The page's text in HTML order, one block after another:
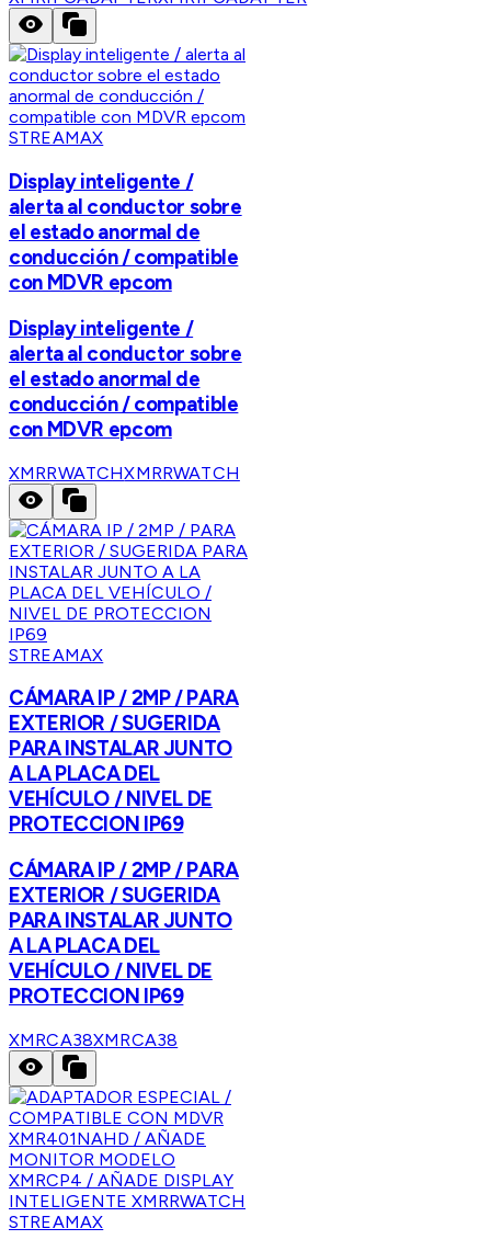
STREAMAX
Display inteligente /
alerta al conductor sobre
el estado anormal de
conducción / compatible
con MDVR epcom
Display inteligente /
alerta al conductor sobre
el estado anormal de
conducción / compatible
con MDVR epcom
XMRRWATCHXMRRWATCH
STREAMAX
CÁMARA IP / 2MP / PARA
EXTERIOR / SUGERIDA
PARA INSTALAR JUNTO
A LA PLACA DEL
VEHÍCULO / NIVEL DE
PROTECCION IP69
CÁMARA IP / 2MP / PARA
EXTERIOR / SUGERIDA
PARA INSTALAR JUNTO
A LA PLACA DEL
VEHÍCULO / NIVEL DE
PROTECCION IP69
XMRCA38XMRCA38
STREAMAX